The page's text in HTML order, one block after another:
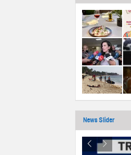
News Slider